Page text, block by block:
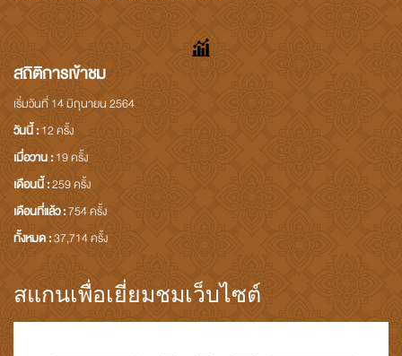
สถิติการเข้าชม
เริ่มวันที่ 14 มิถุนายน 2564
วันนี้ :12 ครั้ง
เมื่อวาน :19 ครั้ง
เดือนนี้ :259 ครั้ง
เดือนที่แล้ว :754 ครั้ง
ทั้งหมด :37,714 ครั้ง
สแกนเพื่อเยี่ยมชมเว็บไซต์